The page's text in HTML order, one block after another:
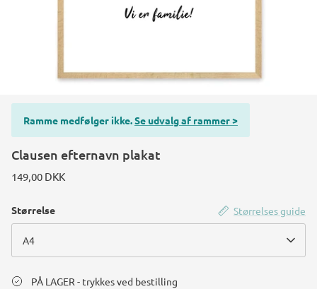
Ramme medfølger ikke.Se udvalg af rammer >
Clausen efternavn plakat
149,00 DKK
Størrelses guide
Størrelse
A4
PÅ LAGER - trykkes ved bestilling